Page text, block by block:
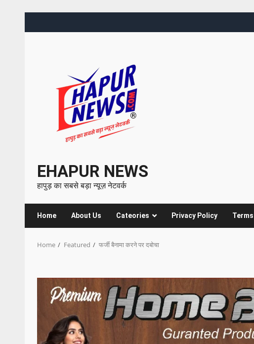
EHAPUR NEWS
हापुड़ का सबसे बड़ा न्यूज़ नेटवर्क
Home About Us Cateories Privacy Policy
Home Featured फर्जी बैनामा करने पर दबोचा